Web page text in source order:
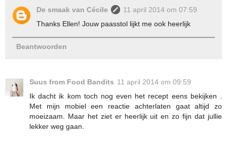
De smaak van Cécile
11 april 2014 om 07:59
Thanks Ellen! Jouw paasstol lijkt me ook heerlijk
Beantwoorden
Suus from Food Bandits 11 april 2014 om 09:59
Ik dacht ik kom toch nog even het recept eens bekijken .
Met mijn mobiel een reactie achterlaten gaat altijd zo
moeizaam. Maar het ziet er heerlijk uit en zo fijn dat jullie
lekker weg gaan.